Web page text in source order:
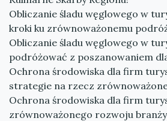
Obliczanie śladu węglowego w
kroki ku zrównoważonemu
Obliczanie śladu węglowego w
podróżować z poszanowaniem
Ochrona środowiska dla firm
strategie na rzecz
Ochrona środowiska dla firm
zrównoważonego rozwoju branży